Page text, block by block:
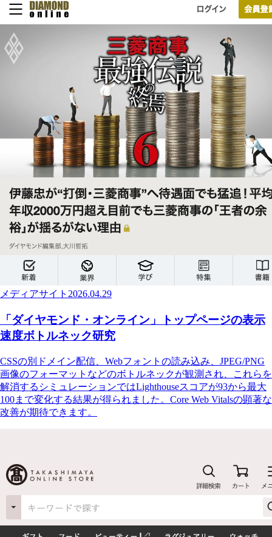
メディアサイト 2026.04.29
「ダイヤモンド・オンライン」トップページの表示
速度ボトルネック研究
CSSの別ドメイン配信、Webフォントの読み込み、JPEG/PNG
画像のフォーマットなどのボトルネックが観測され、これらを
解消するシミュレーションではLighthouseスコアが93から最大
100まで変化する結果が得られました。Core Web Vitalsの顕著な
改善が期待できます。